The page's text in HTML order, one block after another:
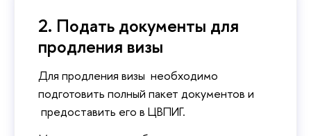
2. Подать документы для
продления визы
Для продления визы необходимо
подготовить полный пакет документов и
предоставить его в ЦВПИГ.